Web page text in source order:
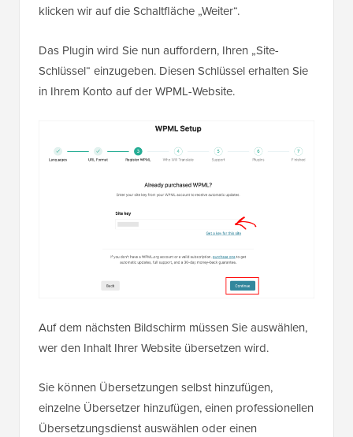
klicken wir auf die Schaltfläche „Weiter“.
Das Plugin wird Sie nun auffordern, Ihren „Site-
Schlüssel“ einzugeben. Diesen Schlüssel erhalten Sie
in Ihrem Konto auf der WPML-Website.
Auf dem nächsten Bildschirm müssen Sie auswählen,
wer den Inhalt Ihrer Website übersetzen wird.
Sie können Übersetzungen selbst hinzufügen,
einzelne Übersetzer hinzufügen, einen professionellen
Übersetzungsdienst auswählen oder einen